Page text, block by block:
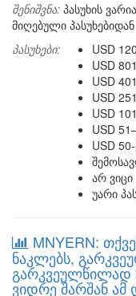
შენიშვნა: პასუხის
მიღებული პასუხებიდან
პასუხები:
USD
USD
USD
USD
USD
USD
USD
არ ვიცი
უარი
MNYERN:
ნაკლებს,
გარკვეულწილად
ვიდრე შარშან